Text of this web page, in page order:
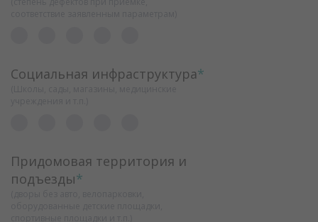
Социальная инфраструктура*
Придомовая территория и
подъезды*